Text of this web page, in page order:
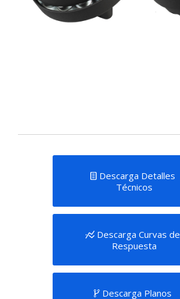
Descarga Detalles
Técnicos
Descarga Curvas de
Respuesta
Descarga Planos